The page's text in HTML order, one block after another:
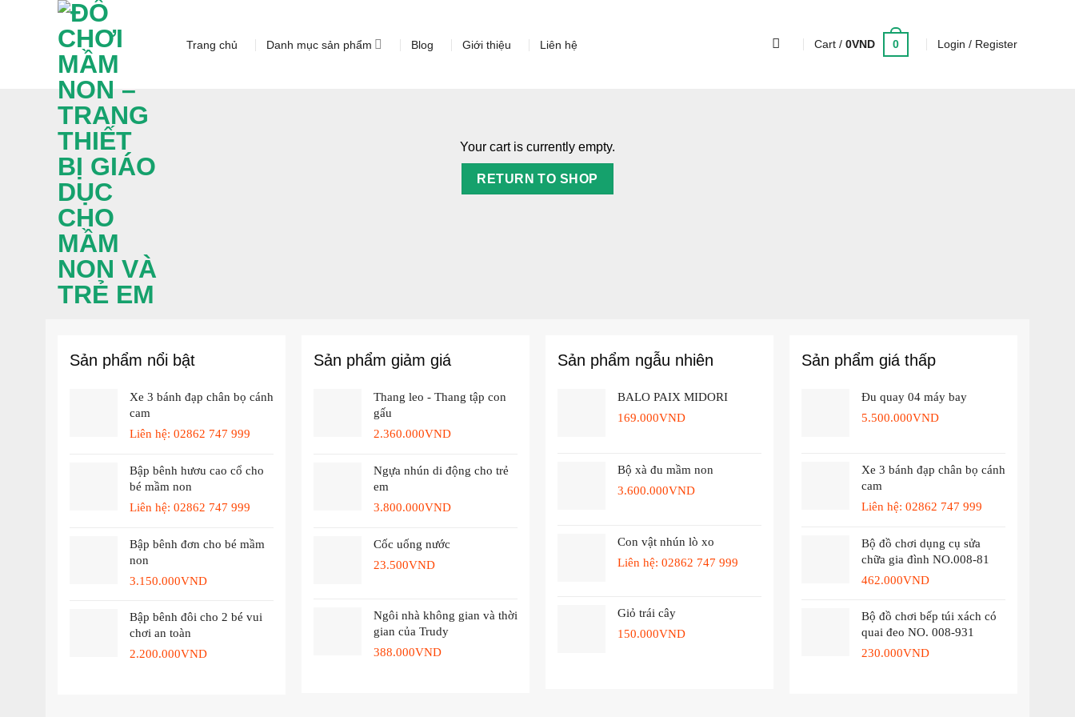
Trang chủ Danh mục sản phẩm Blog Giới thiệu Liên hệ Cart /0VND 0 Login / Register
Your cart is currently empty.
RETURN TO SHOP
Sản phẩm nổi bật
Xe 3 bánh đạp chân bọ cánh
cam
Liên hệ: 02862 747 999
Bập bênh hươu cao cổ cho
bé mầm non
Liên hệ: 02862 747 999
Bập bênh đơn cho bé mầm
non
3.150.000VND
Bập bênh đôi cho 2 bé vui
chơi an toàn
2.200.000VND
Sản phẩm giảm giá
Thang leo - Thang tập con
gấu
2.360.000VND
Ngựa nhún di động cho trẻ
em
3.800.000VND
Cốc uống nước
23.500VND
Ngôi nhà không gian và thời
gian của Trudy
388.000VND
Sản phẩm ngẫu nhiên
BALO PAIX MIDORI
169.000VND
Bộ xà đu mầm non
3.600.000VND
Con vật nhún lò xo
Liên hệ: 02862 747 999
Giỏ trái cây
150.000VND
Sản phẩm giá thấp
Đu quay 04 máy bay
5.500.000VND
Xe 3 bánh đạp chân bọ cánh
cam
Liên hệ: 02862 747 999
Bộ đồ chơi dụng cụ sửa
chữa gia đình NO.008-81
462.000VND
Bộ đồ chơi bếp túi xách có
quai đeo NO. 008-931
230.000VND